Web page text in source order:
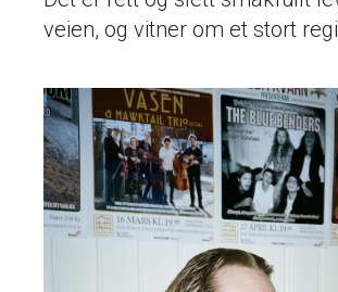
veien, og vitner om et stort